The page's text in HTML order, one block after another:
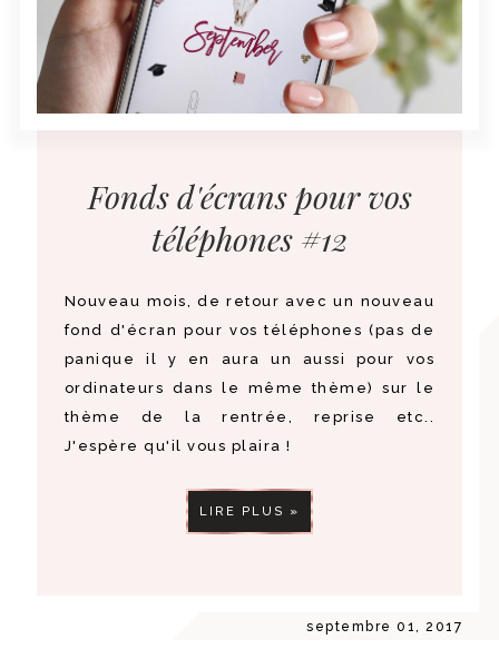
septembre 01, 2017
Fonds d'écrans pour vos
téléphones #12
Nouveau mois, de retour avec un nouveau
fond d'écran pour vos téléphones (pas de
panique il y en aura un aussi pour vos
ordinateurs dans le même thème) sur le
thème de la rentrée, reprise etc..
J'espère qu'il vous plaira !
LIRE PLUS »